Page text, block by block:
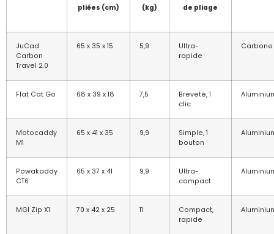
pliées (cm)
(kg)
de pliage
JuCad
Carbon
Travel 2.0
65 x 35 x 15 5,9
Ultra-
rapide
Carbone
Flat Cat Go 68 x 39 x 18 7,5
Breveté, 1
clic
Motocaddy
M1
65 x 41 x 35 9,9
Simple, 1
bouton
Powakaddy
CT6
65 x 37 x 41 9,9
Ultra-
compact
MGI Zip X1 70 x 42 x 25 11
Compact,
rapide